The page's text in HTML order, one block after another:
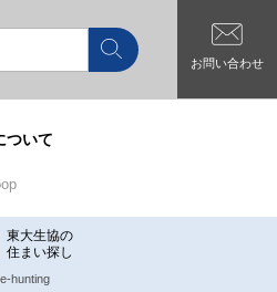
お問い合わせ
ついて
東大生協の
住まい探し
hunting